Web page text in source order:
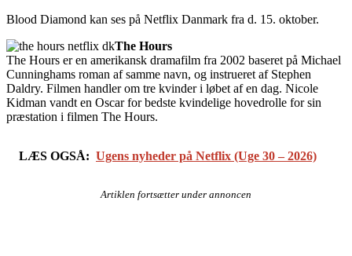
Blood Diamond kan ses på Netflix Danmark fra d. 15. oktober.
The Hours
The Hours er en amerikansk dramafilm fra 2002 baseret på Michael
Cunninghams roman af samme navn, og instrueret af Stephen
Daldry. Filmen handler om tre kvinder i løbet af en dag. Nicole
Kidman vandt en Oscar for bedste kvindelige hovedrolle for sin
præstation i filmen The Hours.
LÆS OGSÅ: Ugens nyheder på Netflix (Uge 30 – 2026)
Artiklen fortsætter under annoncen